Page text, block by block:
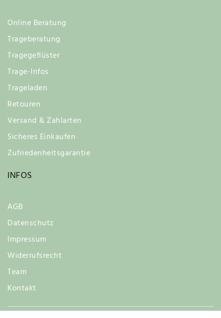
Online Beratung
Trageberatung
Tragegeflüster
Trage-Infos
Trageladen
Retouren
Versand & Zahlarten
Sicheres Einkaufen
Zufriedenheitsgarantie
INFOS
AGB
Datenschutz
Impressum
Widerrufsrecht
Team
Kontakt